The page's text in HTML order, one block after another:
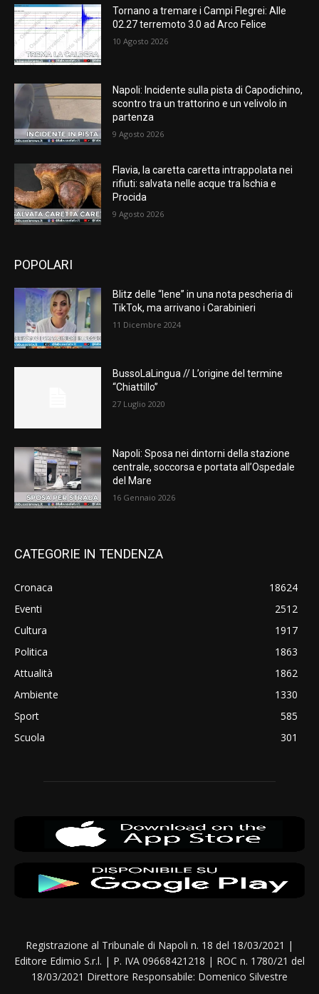
Tornano a tremare i Campi Flegrei: Alle
02.27 terremoto 3.0 ad Arco Felice
10 Agosto 2026
Napoli: Incidente sulla pista di Capodichino,
scontro tra un trattorino e un velivolo in
partenza
9 Agosto 2026
Flavia, la caretta caretta intrappolata nei
rifiuti: salvata nelle acque tra Ischia e
Procida
9 Agosto 2026
POPOLARI
Blitz delle “Iene” in una nota pescheria di
TikTok, ma arrivano i Carabinieri
11 Dicembre 2024
BussoLaLingua // L’origine del termine
“Chiattillo”
27 Luglio 2020
Napoli: Sposa nei dintorni della stazione
centrale, soccorsa e portata all’Ospedale
del Mare
16 Gennaio 2026
CATEGORIE IN TENDENZA
Cronaca
18624
Eventi
2512
Cultura
1917
Politica
1863
Attualità
1862
Ambiente
1330
Sport
585
Scuola
301
Registrazione al Tribunale di Napoli n. 18 del 18/03/2021 |
Editore Edimio S.r.l. | P. IVA 09668421218 | ROC n. 1780/21 del
18/03/2021 Direttore Responsabile: Domenico Silvestre